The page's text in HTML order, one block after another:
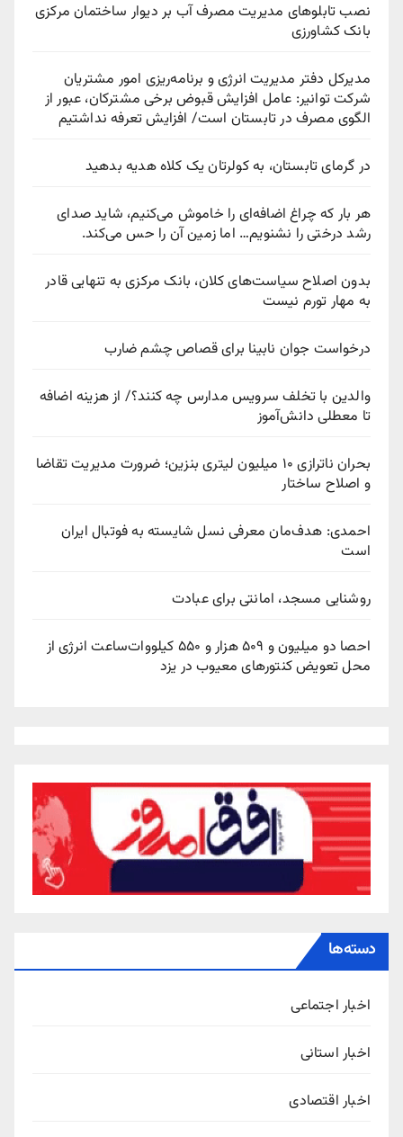
نصب تابلوهای مدیریت مصرف آب بر دیوار ساختمان مرکزی
بانک کشاورزی
مدیرکل دفتر مدیریت انرژی و برنامه‌ریزی امور مشتریان
شرکت توانیر: عامل افزایش قبوض برخی مشترکان، عبور از
الگوی مصرف در تابستان است/ افزایش تعرفه نداشتیم
در گرمای تابستان، به کولرتان یک کلاه هدیه بدهید
هر بار که چراغ اضافه‌ای را خاموش می‌کنیم، شاید صدای
رشد درختی را نشنویم… اما زمین آن را حس می‌کند.
بدون اصلاح سیاست‌های کلان، بانک مرکزی به تنهایی قادر
به مهار تورم نیست
درخواست جوان نابینا برای قصاص چشم ضارب
والدین با تخلف سرویس مدارس چه کنند؟/ از هزینه اضافه
تا معطلی دانش‌آموز
بحران ناترازی ۱۰ میلیون لیتری بنزین؛ ضرورت مدیریت تقاضا
و اصلاح ساختار
احمدی: هدف‌مان معرفی نسل شایسته به فوتبال ایران
است
روشنایی مسجد، امانتی برای عبادت
احصا دو میلیون و ۵۰۹ هزار و ۵۵۰ کیلووات‌ساعت انرژی از
محل تعویض کنتورهای معیوب در یزد
دسته‌ها
اخبار اجتماعی
اخبار استانی
اخبار اقتصادی